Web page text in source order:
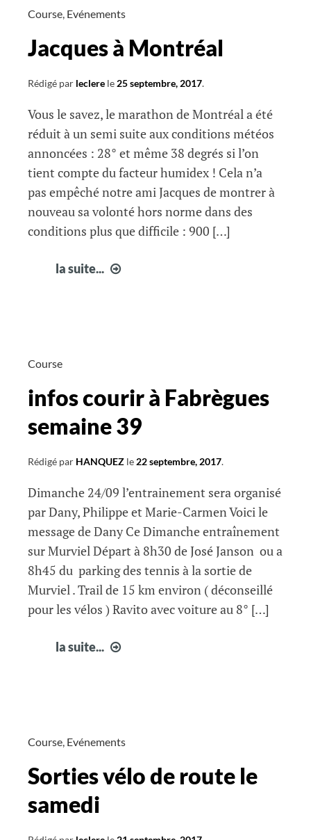
Octobre
Course, Evénements
Jacques à Montréal
Rédigé par leclere le25 septembre, 2017.
Vous le savez, le marathon de Montréal a été
réduit à un semi suite aux conditions météos
annoncées : 28° et même 38 degrés si l’on
tient compte du facteur humidex ! Cela n’a
pas empêché notre ami Jacques de montrer à
nouveau sa volonté hors norme dans des
conditions plus que difficile : 900 […]
la suite...
Course
infos courir à Fabrègues
semaine 39
Rédigé par HANQUEZ le 22 septembre, 2017.
Dimanche 24/09 l’entrainement sera organisé
par Dany, Philippe et Marie-Carmen Voici le
message de Dany Ce Dimanche entraînement
sur Murviel Départ à 8h30 de José Janson ou a
8h45 du parking des tennis à la sortie de
Murviel . Trail de 15 km environ ( déconseillé
pour les vélos ) Ravito avec voiture au 8° […]
la suite...
39
Course, Evénements
Sorties vélo de route le
samedi